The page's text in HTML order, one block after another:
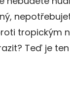
tropickým
Teď je